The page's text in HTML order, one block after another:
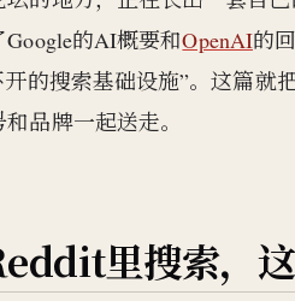
的AI概要和OpenAI的
的搜索基础设施”。这篇
品牌一起送走。
里搜索，